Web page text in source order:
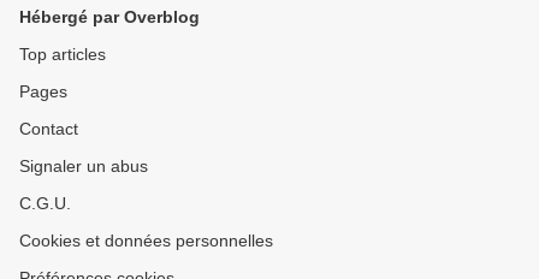
Hébergé par Overblog
Top articles
Pages
Contact
Signaler un abus
C.G.U.
Cookies et données personnelles